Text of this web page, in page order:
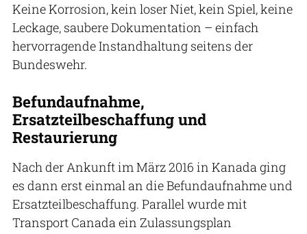
Keine Korrosion, kein loser Niet, kein Spiel, keine
Leckage, saubere Dokumentation – einfach
hervorragende Instandhaltung seitens der
Bundeswehr.
Befundaufnahme,
Ersatzteilbeschaffung und
Restaurierung
Nach der Ankunft im März 2016 in Kanada ging
es dann erst einmal an die Befundaufnahme und
Ersatzteilbeschaffung. Parallel wurde mit
Transport Canada ein Zulassungsplan